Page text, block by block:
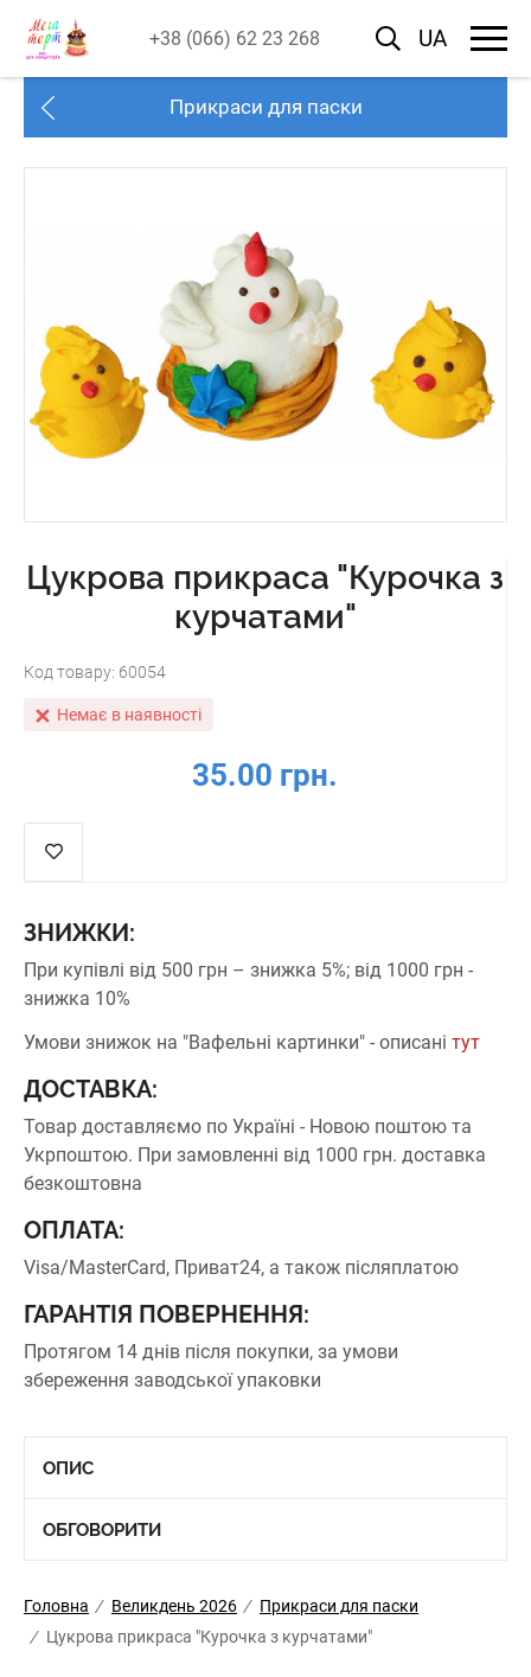
+38 (066) 62 23 268 UA
Прикраси для паски
Цукрова прикраса "Курочка з
курчатами"
Код товару: 60054
Немає в наявності
35.00 грн.
ЗНИЖКИ:
При купівлі від 500 грн – знижка 5%; від 1000 грн -
знижка 10%
Умови знижок на "Вафельні картинки" - описані тут
ДОСТАВКА:
Товар доставляємо по Україні - Новою поштою та
Укрпоштою. При замовленні від 1000 грн. доставка
безкоштовна
ОПЛАТА:
Visa/MasterCard, Приват24, а також післяплатою
ГАРАНТІЯ ПОВЕРНЕННЯ:
Протягом 14 днів після покупки, за умови
збереження заводської упаковки
ОПИС
ОБГОВОРИТИ
Головна / Великдень 2026 / Прикраси для паски
/ Цукрова прикраса "Курочка з курчатами"